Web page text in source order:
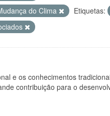
do Clima
Etiquetas:
e os conhecimentos
contribuição para o